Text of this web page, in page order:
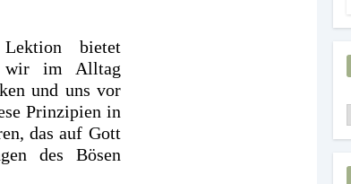
bietet
wir im Alltag
und uns vor
Prinzipien in
das auf Gott
des Bösen